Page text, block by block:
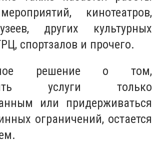
кинотеатров,
других культурных
спортзалов и прочего.
решение о том,
услуги только
или придерживаться
ограничений, остается